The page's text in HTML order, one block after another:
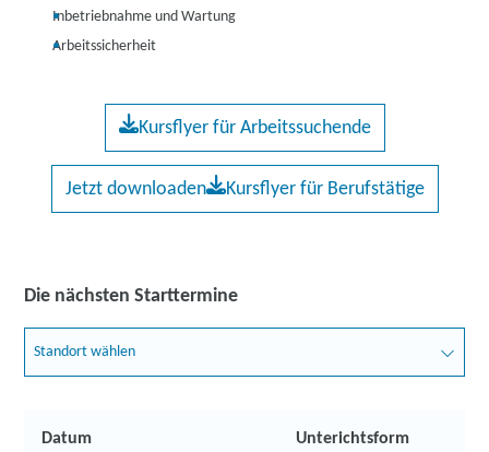
Inbetriebnahme und Wartung
Arbeitssicherheit
Kursflyer für Arbeitssuchende
Jetzt downloaden Kursflyer für Berufstätige
Die nächsten Starttermine
Standort wählen
Datum Unterichtsform